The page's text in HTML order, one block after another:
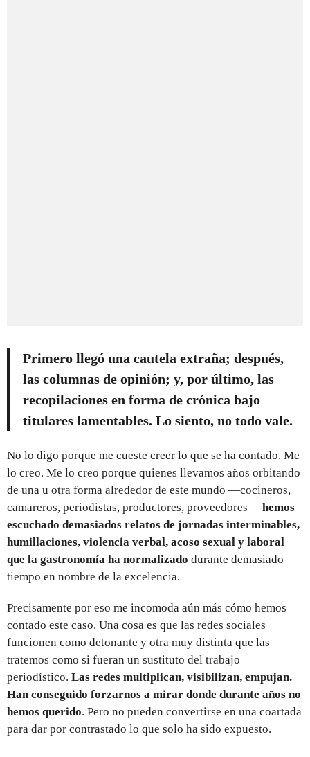
Primero llegó una cautela extraña; después,
las columnas de opinión; y, por último, las
recopilaciones en forma de crónica bajo
titulares lamentables. Lo siento, no todo vale.
No lo digo porque me cueste creer lo que se ha contado. Me
lo creo. Me lo creo porque quienes llevamos años orbitando
de una u otra forma alrededor de este mundo —cocineros,
camareros, periodistas, productores, proveedores— hemos
escuchado demasiados relatos de jornadas interminables,
humillaciones, violencia verbal, acoso sexual y laboral
que la gastronomía ha normalizado durante demasiado
tiempo en nombre de la excelencia.
Precisamente por eso me incomoda aún más cómo hemos
contado este caso. Una cosa es que las redes sociales
funcionen como detonante y otra muy distinta que las
tratemos como si fueran un sustituto del trabajo
periodístico. Las redes multiplican, visibilizan, empujan.
Han conseguido forzarnos a mirar donde durante años no
hemos querido. Pero no pueden convertirse en una coartada
para dar por contrastado lo que solo ha sido expuesto.